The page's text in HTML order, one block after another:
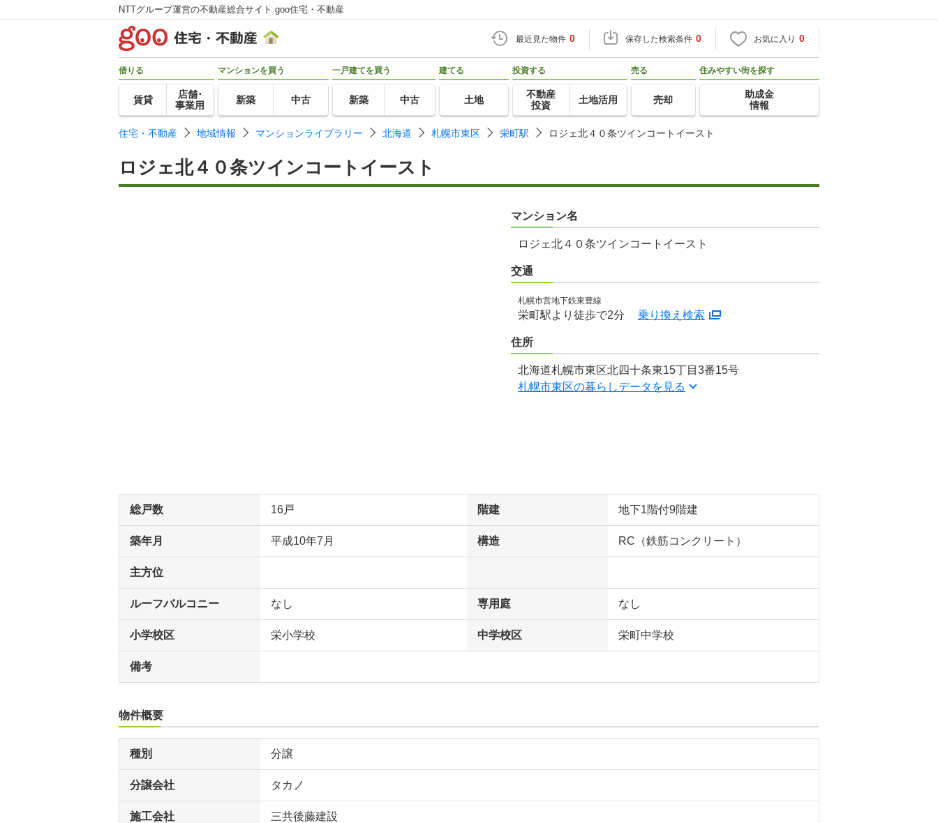
NTTグループ運営の不動産総合サイト goo住宅・不動産
最近見た物件 0 保存した検索条件 0 お気に入り 0
借りる
賃貸
店舗･
事業用
マンションを買う
新築 中古
一戸建てを買う
新築 中古
建てる
土地
投資する
不動産
投資
土地活用
売る
売却
住みやすい街を探す
助成金
情報
住宅・不動産 地域情報 マンションライブラリー 北海道 札幌市東区 栄町駅 ロジェ北４０条ツインコートイースト
ロジェ北４０条ツインコートイースト
マンション名
ロジェ北４０条ツインコートイースト
交通
札幌市営地下鉄東豊線
栄町駅より徒歩で2分 乗り換え検索
住所
北海道札幌市東区北四十条東15丁目3番15号
札幌市東区の暮らしデータを見る
総戸数 16戸 階建 地下1階付9階建
築年月 平成10年7月 構造 RC（鉄筋コンクリート）
主方位
ルーフバルコニー なし 専用庭 なし
小学校区 栄小学校 中学校区 栄町中学校
備考
物件概要
種別 分譲
分譲会社 タカノ
施工会社 三共後藤建設